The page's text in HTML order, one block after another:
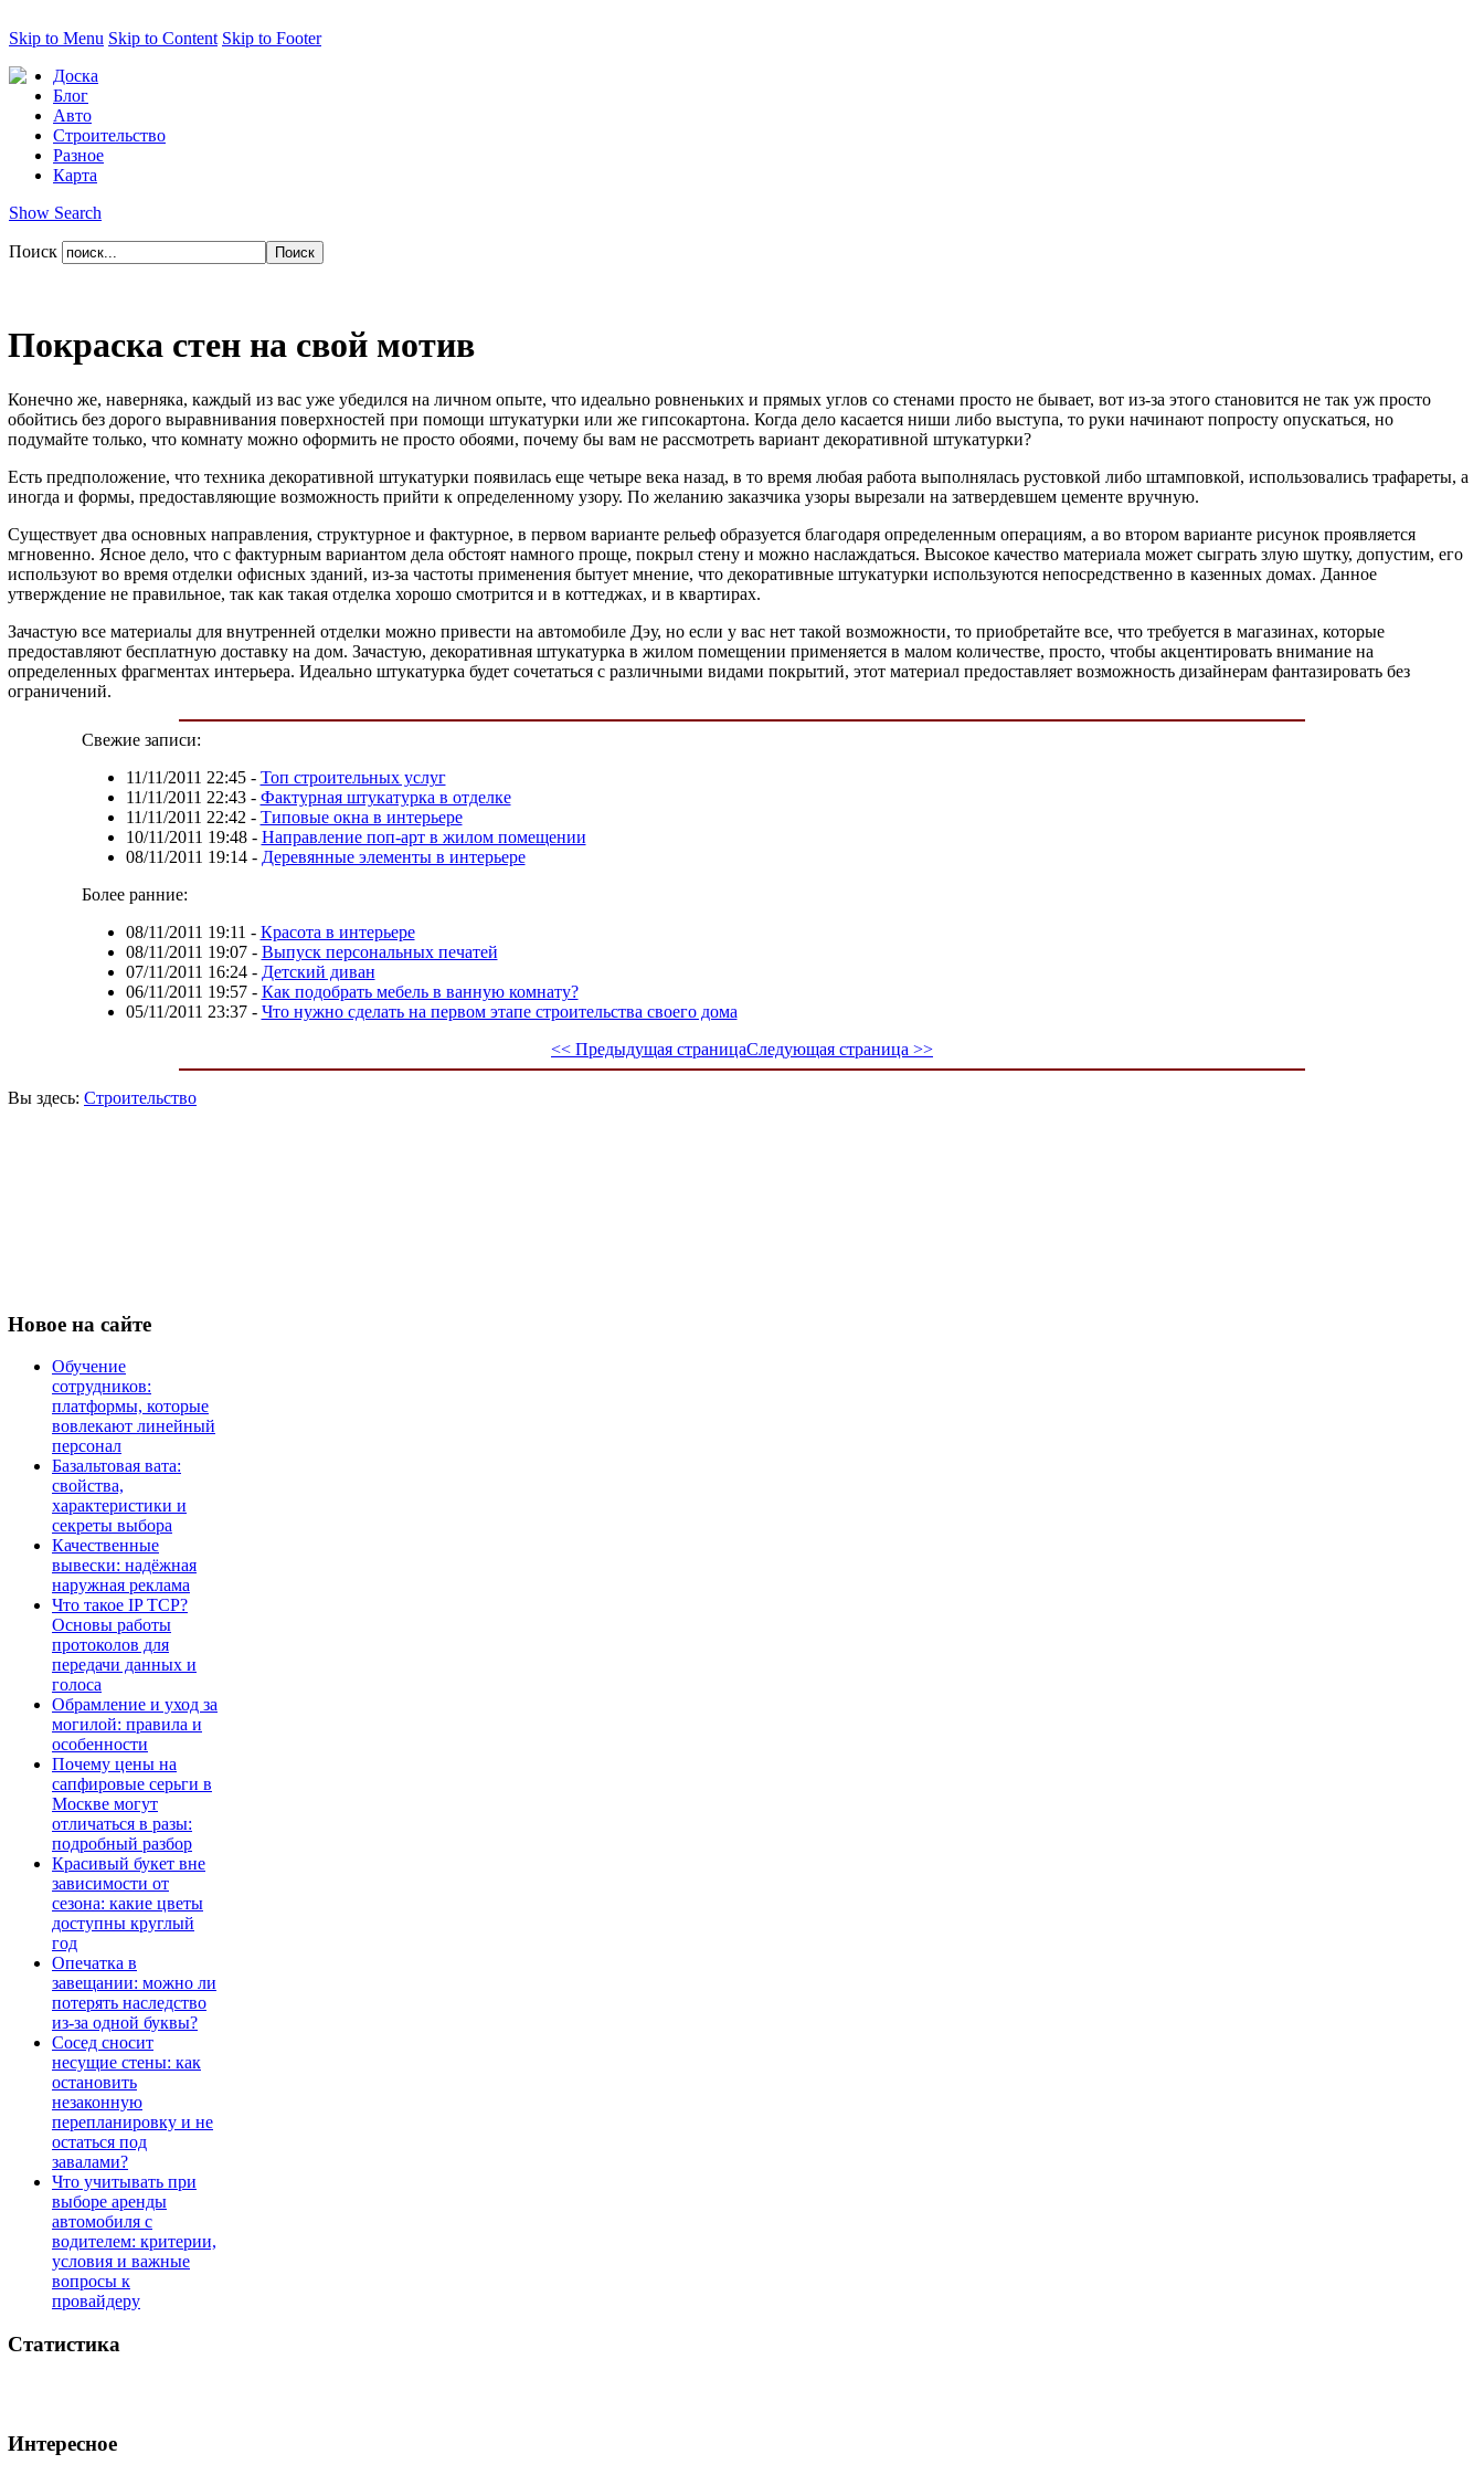
Skip to Menu Skip to Content Skip to Footer
Доска
Блог
Авто
Строительство
Разное
Карта
Show Search
Поиск
Покраска стен на свой мотив
Конечно же, наверняка, каждый из вас уже убедился на личном опыте, что идеально ровненьких и прямых углов со стенами просто не бывает, вот из-за этого становится не так уж просто
обойтись без дорого выравнивания поверхностей при помощи штукатурки или же гипсокартона. Когда дело касается ниши либо выступа, то руки начинают попросту опускаться, но
подумайте только, что комнату можно оформить не просто обоями, почему бы вам не рассмотреть вариант декоративной штукатурки?
Есть предположение, что техника декоративной штукатурки появилась еще четыре века назад, в то время любая работа выполнялась рустовкой либо штамповкой, использовались трафареты, а
иногда и формы, предоставляющие возможность прийти к определенному узору. По желанию заказчика узоры вырезали на затвердевшем цементе вручную.
Существует два основных направления, структурное и фактурное, в первом варианте рельеф образуется благодаря определенным операциям, а во втором варианте рисунок проявляется
мгновенно. Ясное дело, что с фактурным вариантом дела обстоят намного проще, покрыл стену и можно наслаждаться. Высокое качество материала может сыграть злую шутку, допустим, его
используют во время отделки офисных зданий, из-за частоты применения бытует мнение, что декоративные штукатурки используются непосредственно в казенных домах. Данное
утверждение не правильное, так как такая отделка хорошо смотрится и в коттеджах, и в квартирах.
Зачастую все материалы для внутренней отделки можно привести на автомобиле Дэу, но если у вас нет такой возможности, то приобретайте все, что требуется в магазинах, которые
предоставляют бесплатную доставку на дом. Зачастую, декоративная штукатурка в жилом помещении применяется в малом количестве, просто, чтобы акцентировать внимание на
определенных фрагментах интерьера. Идеально штукатурка будет сочетаться с различными видами покрытий, этот материал предоставляет возможность дизайнерам фантазировать без
ограничений.
Свежие записи:
11/11/2011 22:45- Топ строительных услуг
11/11/2011 22:43- Фактурная штукатурка в отделке
11/11/2011 22:42 - Типовые окна в интерьере
10/11/2011 19:48- Направление поп-арт в жилом помещении
08/11/2011 19:14- Деревянные элементы в интерьере
Более ранние:
08/11/2011 19:11 - Красота в интерьере
08/11/2011 19:07- Выпуск персональных печатей
07/11/2011 16:24- Детский диван
06/11/2011 19:57- Как подобрать мебель в ванную комнату?
05/11/2011 23:37- Что нужно сделать на первом этапе строительства своего дома
<< Предыдущая страницаСледующая страница >>
Вы здесь: Строительство
Новое на сайте
Обучение
сотрудников:
платформы, которые
вовлекают линейный
персонал
Базальтовая вата:
свойства,
характеристики и
секреты выбора
Качественные
вывески: надёжная
наружная реклама
Что такое IP TCP?
Основы работы
протоколов для
передачи данных и
голоса
Обрамление и уход за
могилой: правила и
особенности
Почему цены на
сапфировые серьги в
Москве могут
отличаться в разы:
подробный разбор
Красивый букет вне
зависимости от
сезона: какие цветы
доступны круглый
год
Опечатка в
завещании: можно ли
потерять наследство
из-за одной буквы?
Сосед сносит
несущие стены: как
остановить
незаконную
перепланировку и не
остаться под
завалами?
Что учитывать при
выборе аренды
автомобиля с
водителем: критерии,
условия и важные
вопросы к
провайдеру
Статистика
Интересное